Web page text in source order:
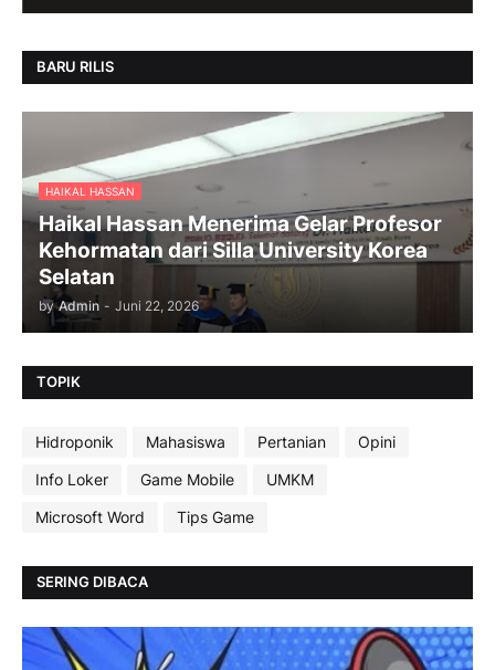
BARU RILIS
HAIKAL HASSAN
Haikal Hassan Menerima Gelar Profesor
Kehormatan dari Silla University Korea
Selatan
by Admin - Juni 22, 2026
TOPIK
Hidroponik Mahasiswa Pertanian
Opini
Info Loker
Game Mobile
UMKM
Microsoft Word
Tips Game
SERING DIBACA